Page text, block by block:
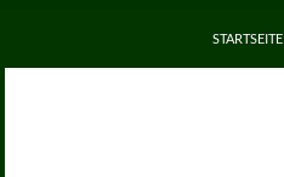
STARTSEITE